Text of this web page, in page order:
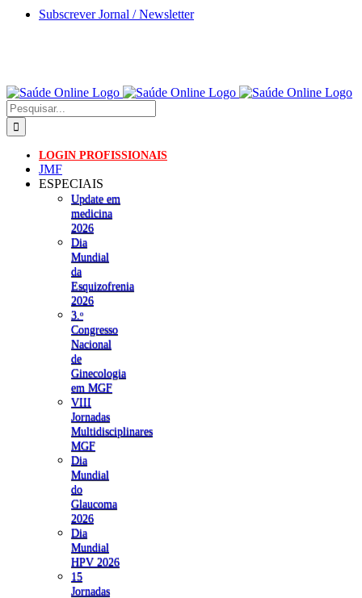
Skip
Subscrever Jornal / Newsletter
Pesquisar
LOGIN PROFISSIONAIS
JMF
ESPECIAIS
Update em
medicina
2026
Dia
Mundial
da
Esquizofrenia
2026
3.ᵒ
Congresso
Nacional
de
Ginecologia
em MGF
VIII
Jornadas
Multidisciplinares
MGF
Dia
Mundial
do
Glaucoma
2026
Dia
Mundial
HPV 2026
15
Jornadas